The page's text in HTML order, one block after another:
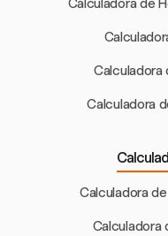
Calculadora de
Calculadora
Calculadora
Calculadora
Calculadora